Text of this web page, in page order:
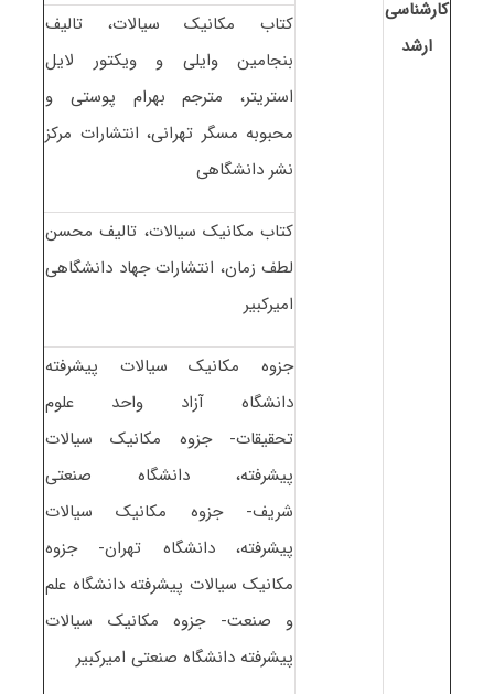
کارشناسی
ارشد
کتاب مکانیک سیالات، تالیف
بنجامین وایلی و ویکتور لایل
استریتر، مترجم بهرام پوستی و
محبوبه مسگر تهرانی، انتشارات مرکز
نشر دانشگاهی
کتاب مکانیک سیالات، تالیف محسن
لطف زمان، انتشارات جهاد دانشگاهی
امیرکبیر
جزوه مکانیک سیالات پیشرفته
دانشگاه آزاد واحد علوم
تحقیقات- جزوه مکانیک سیالات
پیشرفته، دانشگاه صنعتی
شریف- جزوه مکانیک سیالات
پیشرفته، دانشگاه تهران- جزوه
مکانیک سیالات پیشرفته دانشگاه علم
و صنعت- جزوه مکانیک سیالات
پیشرفته دانشگاه صنعتی امیرکبیر